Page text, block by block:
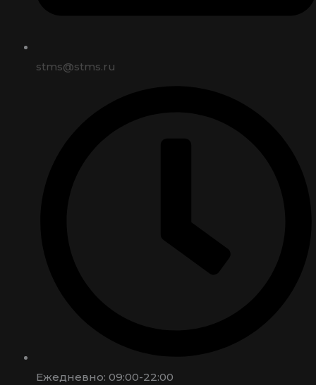
stms@stms.ru
Ежедневно: 09:00-22:00